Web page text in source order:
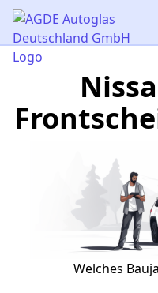
AGDE Autoglas
Welches